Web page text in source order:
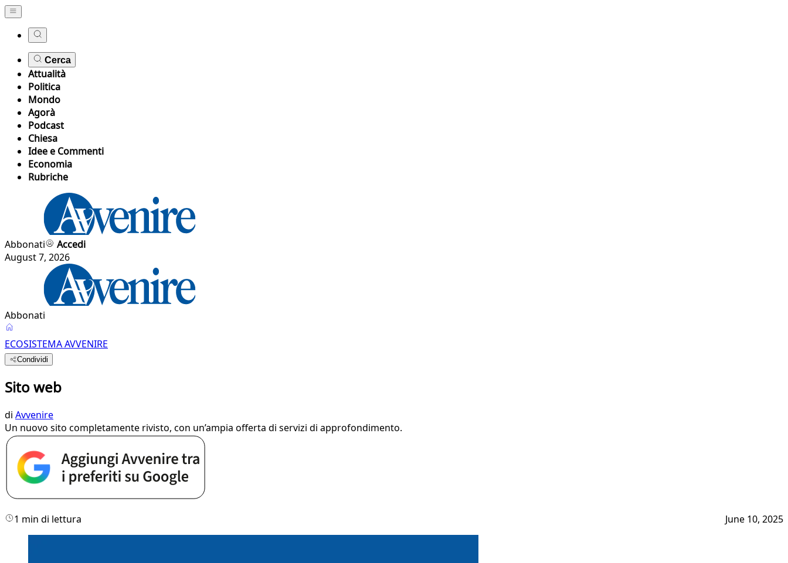
Cerca
Attualità
Politica
Mondo
Agorà
Podcast
Chiesa
Idee e Commenti
Economia
Rubriche
Abbonati
Accedi
August 7, 2026
Abbonati
ECOSISTEMA AVVENIRE
Condividi
Sito web
di Avvenire
Un nuovo sito completamente rivisto, con un’ampia offerta di servizi di approfondimento.
1 min di lettura June 10, 2025